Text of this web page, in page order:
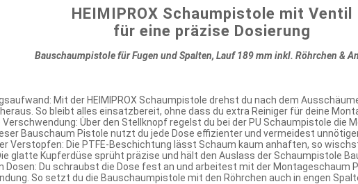
HEIMIPROX Schaumpistole mit Ventil
für eine präzise Dosierung
Bauschaumpistole für Fugen und Spalten, Lauf 189 mm inkl. Röhrchen &
Mit der HEIMIPROX Schaumpistole drehst du nach dem
So bleibt alles einsatzbereit, ohne dass du extra Reiniger für deine
Verschwendung: Über den Stellknopf regelst du bei der PU Schaumpistole die
Bauschaum Pistole nutzt du jede Dose effizienter und vermeidest
Verstopfen: Die PTFE-Beschichtung lässt Schaum kaum anhaften, so
glatte Kupferdüse sprüht präzise und hält den Auslass der Schaumpistole
Dosen: Du schraubst die Dose fest an und arbeitest mit der Montageschaum
So setzt du die Bauschaumpistole mit den Röhrchen auch in engen